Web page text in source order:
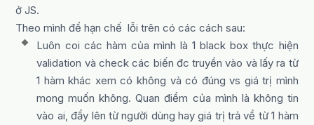
ở JS.
Theo mình để hạn chế lỗi trên có các cách sau:
Luôn coi các hàm của mình là 1 black box thực hiện
validation và check các biến đc truyền vào và lấy ra từ
1 hàm khác xem có không và có đúng vs giá trị mình
mong muốn không. Quan điểm của mình là không tin
vào ai, đẩy lên từ người dùng hay giá trị trả về từ 1 hàm